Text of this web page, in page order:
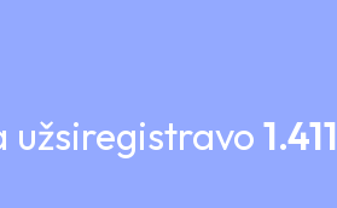
užsiregistravo 1.411